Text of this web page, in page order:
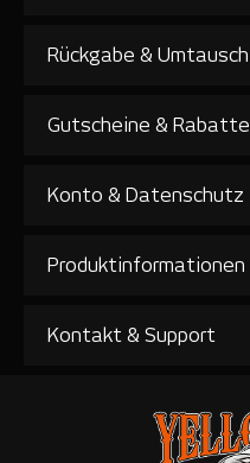
Rückgabe & Umtausch
Gutscheine & Rabatte
Konto & Datenschutz
Produktinformationen
Kontakt & Support